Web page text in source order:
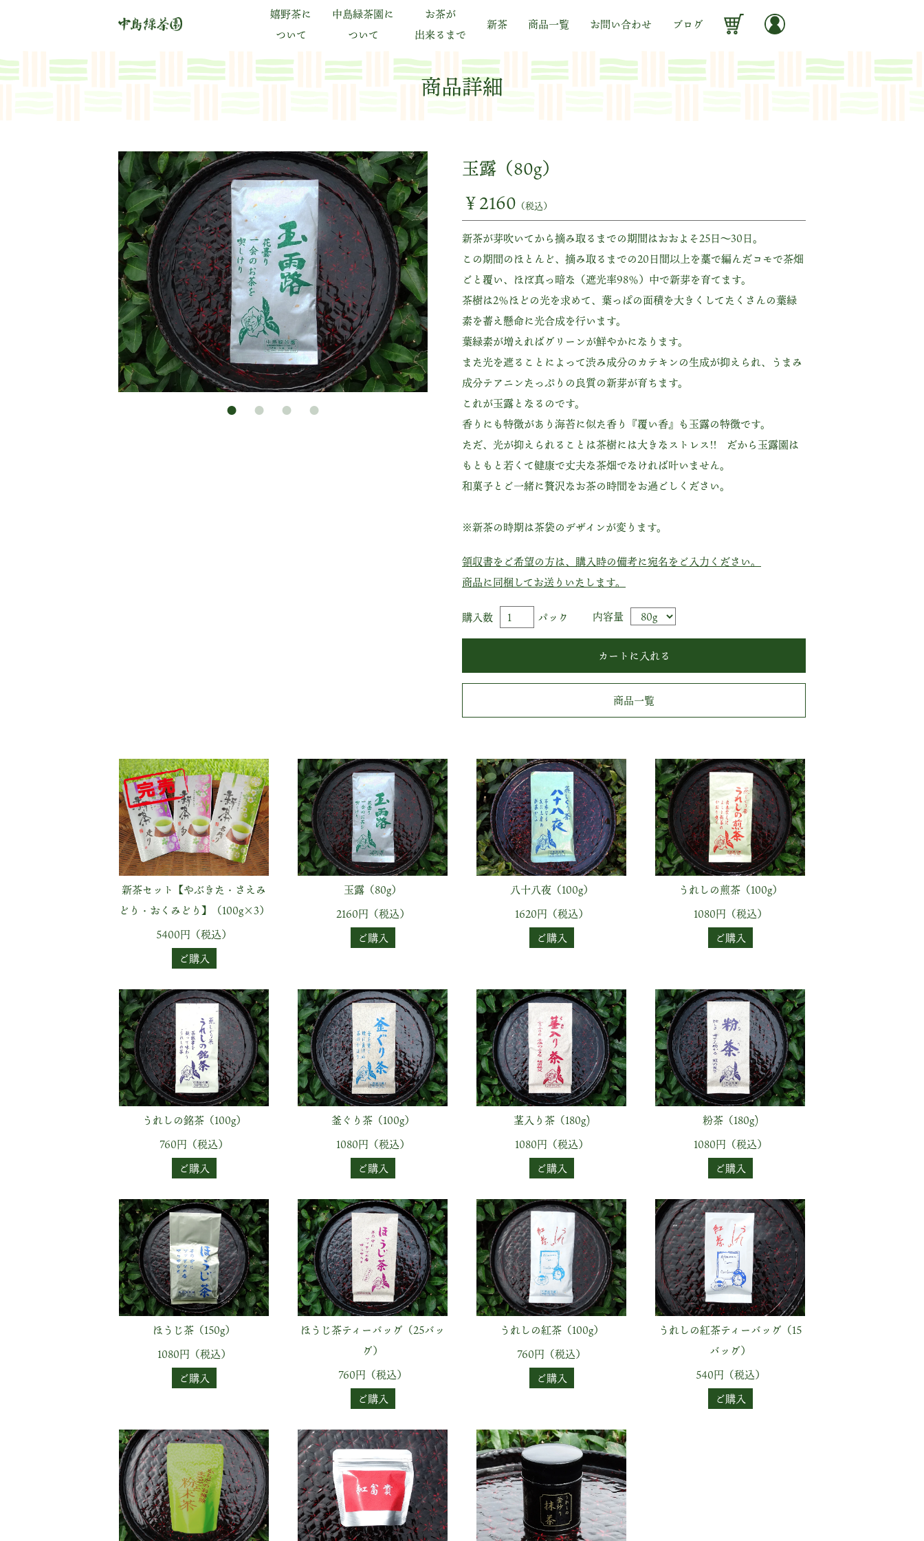
嬉野茶に
ついて
中島緑茶園に
ついて
お茶が
出来るまで
新茶 商品一覧 お問い合わせ ブログ
商品詳細
玉露（80g）
￥2160 （税込）
新茶が芽吹いてから摘み取るまでの期間はおおよそ25日～30日。
この期間のほとんど、摘み取るまでの20日間以上を藁で編んだコモで茶畑
ごと覆い、ほぼ真っ暗な（遮光率98％）中で新芽を育てます。
茶樹は2％ほどの光を求めて、葉っぱの面積を大きくしてたくさんの葉緑
素を蓄え懸命に光合成を行います。
葉緑素が増えればグリーンが鮮やかになります。
また光を遮ることによって渋み成分のカテキンの生成が抑えられ、うまみ
成分テアニンたっぷりの良質の新芽が育ちます。
これが玉露となるのです。
香りにも特徴があり海苔に似た香り『覆い香』も玉露の特徴です。
ただ、光が抑えられることは茶樹には大きなストレス!! だから玉露園は
もともと若くて健康で丈夫な茶畑でなければ叶いません。
和菓子とご一緒に贅沢なお茶の時間をお過ごしください。
※新茶の時期は茶袋のデザインが変ります。
領収書をご希望の方は、購入時の備考に宛名をご入力ください。
商品に同梱してお送りいたします。
購入数 パック 内容量
商品一覧
新茶セット【やぶきた・さえみ
どり・おくみどり】（100g×3）
5400円（税込）
ご購入
玉露（80g）
2160円（税込）
ご購入
八十八夜（100g）
1620円（税込）
ご購入
うれしの煎茶（100g）
1080円（税込）
ご購入
うれしの銘茶（100g）
760円（税込）
ご購入
釜ぐり茶（100g）
1080円（税込）
ご購入
茎入り茶（180g)
1080円（税込）
ご購入
粉茶（180g)
1080円（税込）
ご購入
ほうじ茶（150g）
1080円（税込）
ご購入
ほうじ茶ティーバッグ（25バッ
グ）
760円（税込）
ご購入
うれしの紅茶（100g）
760円（税込）
ご購入
うれしの紅茶ティーバッグ（15
バッグ）
540円（税込）
ご購入